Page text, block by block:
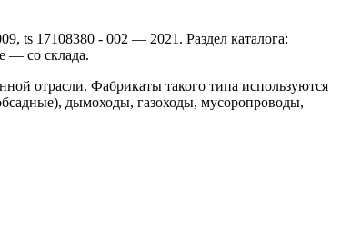
ts 17108380 - 002 — 2021. Раздел каталога:
— со склада.
отрасли. Фабрикаты такого типа используются
дымоходы, газоходы, мусоропроводы,